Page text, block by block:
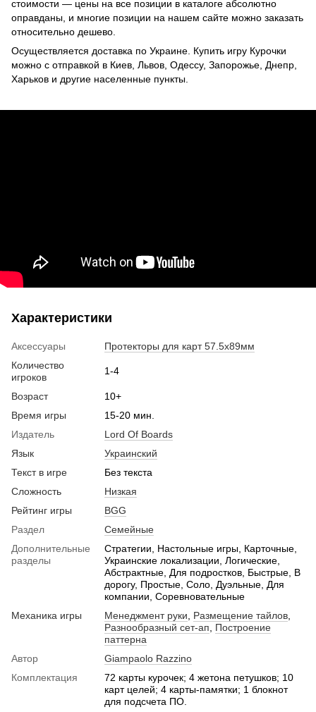
стоимости — цены на все позиции в каталоге абсолютно
оправданы, и многие позиции на нашем сайте можно заказать
относительно дешево.
Осуществляется доставка по Украине. Купить игру Курочки
можно с отправкой в Киев, Львов, Одессу, Запорожье, Днепр,
Харьков и другие населенные пункты.
Характеристики
Аксессуары
Протекторы для карт 57.5х89мм
Количество
игроков
1-4
Возраст
10+
Время игры
15-20 мин.
Издатель
Lord Of Boards
Язык
Украинский
Текст в игре
Без текста
Сложность
Низкая
Рейтинг игры
BGG
Раздел
Семейные
Дополнительные
разделы
Стратегии, Настольные игры, Карточные,
Украинские локализации, Логические,
Абстрактные, Для подростков, Быстрые, В
дорогу, Простые, Соло, Дуэльные, Для
компании, Соревновательные
Механика игры
Менеджмент руки Размещение тайлов
Разнообразный сет-ап
Построение
паттерна
Автор
Giampaolo Razzino
Комплектация
72 карты курочек; 4 жетона петушков; 10
карт целей; 4 карты-памятки; 1 блокнот
для подсчета ПО.